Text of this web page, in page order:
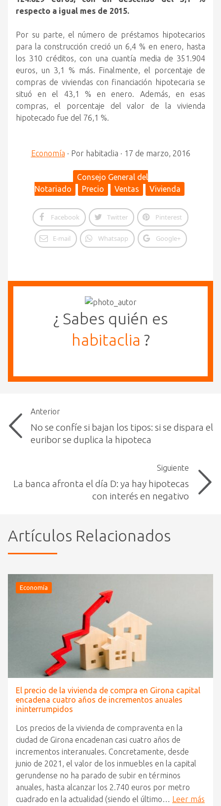
respecto a igual mes de 2015.
Por su parte, el número de préstamos hipotecarios
para la construcción creció un 6,4 % en enero, hasta
los 310 créditos, con una cuantía media de 351.904
euros, un 3,1 % más. Finalmente, el porcentaje de
compras de viviendas con financiación hipotecaria se
situó en el 43,1 % en enero. Además, en esas
compras, el porcentaje del valor de la vivienda
hipotecado fue del 76,1 %.
Economía · Por habitaclia · 17 de marzo, 2016
Consejo General del
Notariado
Precio Ventas Vivienda
Facebook Twitter Pinterest
E-mail Whatsapp Google+
¿ Sabes quién es
habitaclia ?
Anterior
No se confíe si bajan los tipos: si se dispara el
euribor se duplica la hipoteca
Siguiente
La banca afronta el día D: ya hay hipotecas
con interés en negativo
Artículos Relacionados
Economía
El precio de la vivienda de compra en Girona capital
encadena cuatro años de incrementos anuales
ininterrumpidos
Los precios de la vivienda de compraventa en la
ciudad de Girona encadenan casi cuatro años de
incrementos interanuales. Concretamente, desde
junio de 2021, el valor de los inmuebles en la capital
gerundense no ha parado de subir en términos
anuales, hasta alcanzar los 2.740 euros por metro
cuadrado en la actualidad (siendo el último… Leer más